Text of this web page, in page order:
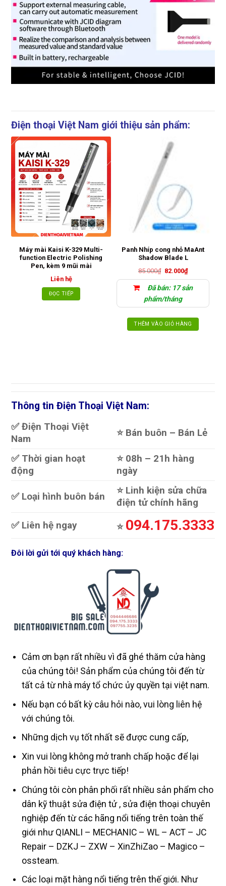
Điện thoại Việt Nam giới thiệu sản phẩm:
Máy mài Kaisi K-329 Multi-
function Electric Polishing
Pen, kèm 9 mũi mài
Liên hệ
ĐỌC TIẾP
Panh Nhíp cong nhỏ MaAnt
Shadow Blade L
85.000₫ Giá
là:
85.000₫.
82.000₫Giá
hiện
tại
là:
Đã bán: 17 sản
phẩm/tháng
THÊM VÀO GIỎ HÀNG
Thông tin Điện Thoại Việt Nam:
✅ Điện Thoại Việt
Nam
⭐️ Bán buôn – Bán Lẻ
✅ Thời gian hoạt
động
⭐️ 08h – 21h hàng
ngày
✅ Loại hình buôn bán
⭐️ Linh kiện sửa chữa
điện tử chính hãng
✅ Liên hệ ngay
⭐️ 094.175.3333
Đôi lời gửi tới quý khách hàng:
Cảm ơn bạn rất nhiều vì đã ghé thăm cửa hàng
của chúng tôi! Sản phẩm của chúng tôi đến từ
tất cả từ nhà máy tổ chức ủy quyền tại việt nam.
Nếu bạn có bất kỳ câu hỏi nào, vui lòng liên hệ
với chúng tôi.
Những dịch vụ tốt nhất sẽ được cung cấp,
Xin vui lòng không mở tranh chấp hoặc để lại
phản hồi tiêu cực trực tiếp!
Chúng tôi còn phân phối rất nhiều sản phẩm cho
dân kỹ thuật sửa điện tử , sửa điện thoại chuyên
nghiệp đến từ các hãng nổi tiếng trên toàn thế
giới như QIANLI – MECHANIC – WL – ACT – JC
Repair – DZKJ – ZXW – XinZhiZao – Magico –
ossteam.
Các loại mặt hàng nổi tiếng trên thế giới. Như